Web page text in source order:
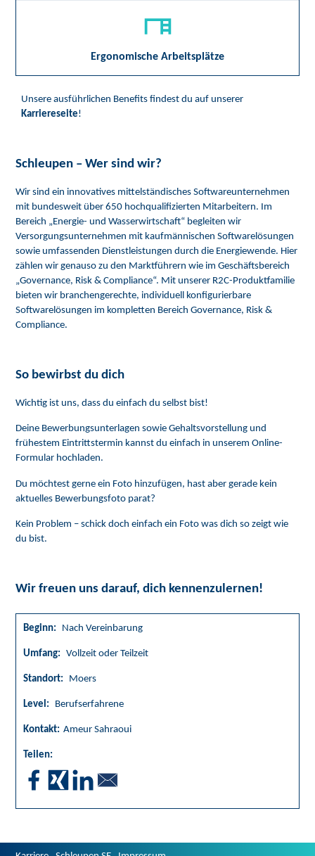
Ergonomische Arbeitsplätze
Unsere ausführlichen Benefits findest du auf unserer
Karriereseite!
Schleupen – Wer sind wir?
Wir sind ein innovatives mittelständisches Softwareunternehmen
mit bundesweit über 650 hochqualifizierten Mitarbeitern. Im
Bereich „Energie- und Wasserwirtschaft“ begleiten wir
Versorgungsunternehmen mit kaufmännischen Softwarelösungen
sowie umfassenden Dienstleistungen durch die Energiewende. Hier
zählen wir genauso zu den Marktführern wie im Geschäftsbereich
„Governance, Risk & Compliance“. Mit unserer R2C-Produktfamilie
bieten wir branchengerechte, individuell konfigurierbare
Softwarelösungen im kompletten Bereich Governance, Risk &
Compliance.
So bewirbst du dich
Wichtig ist uns, dass du einfach du selbst bist!
Deine Bewerbungsunterlagen sowie Gehaltsvorstellung und
frühestem Eintrittstermin kannst du einfach in unserem Online-
Formular hochladen.
Du möchtest gerne ein Foto hinzufügen, hast aber gerade kein
aktuelles Bewerbungsfoto parat?
Kein Problem – schick doch einfach ein Foto was dich so zeigt wie
du bist.
Wir freuen uns darauf, dich kennenzulernen!
Beginn: Nach Vereinbarung
Umfang: Vollzeit oder Teilzeit
Standort: Moers
Level: Berufserfahrene
Kontakt: Ameur Sahraoui
Teilen: